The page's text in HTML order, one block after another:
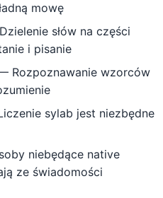
mowę
słów na części
i pisanie
Rozpoznawanie wzorców
sylab jest niezbędne
niebędące native
ze świadomości